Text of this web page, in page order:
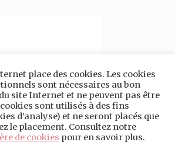
place des cookies. Les cookies
sont nécessaires au bon
site Internet et ne peuvent pas être
sont utilisés à des fins
d’analyse) et ne seront placés que
le placement. Consultez notre
de cookies pour en savoir plus.